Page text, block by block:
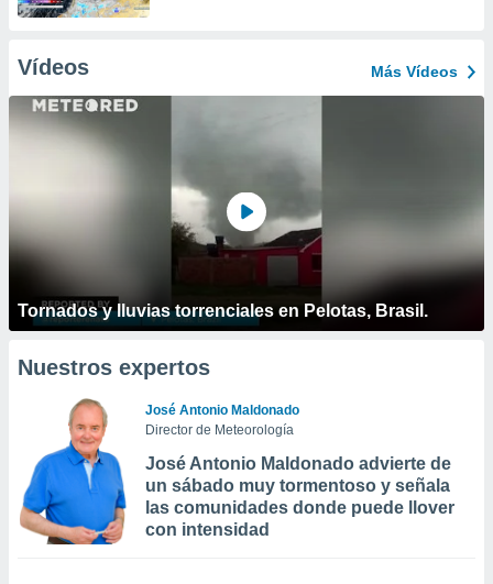
Vídeos Más Vídeos
Tornados y lluvias torrenciales en Pelotas, Brasil.
Nuestros expertos
José Antonio Maldonado
Director de Meteorología
José Antonio Maldonado advierte de
un sábado muy tormentoso y señala
las comunidades donde puede llover
con intensidad